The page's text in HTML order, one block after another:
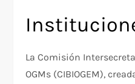
La Comisión
OGMs (CIBIOGEM),